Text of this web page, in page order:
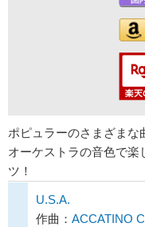
ポピュラーのさまざまな
オーケストラの音色で楽
ツ！
U.S.A.
作曲： ACCATINO